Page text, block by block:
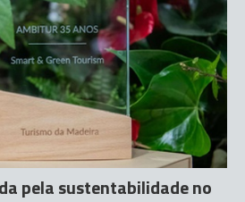
pela sustentabilidade no